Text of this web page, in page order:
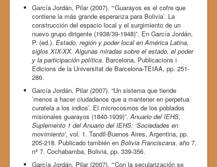
García Jordán, Pilar (2007). “‘Guarayos es el cofre que
contiene la más grande esperanza para Bolivia’. La
construcción del espacio local y el surgimiento de un
nuevo grupo dirigente (1938/39-1948)”. En García Jordán,
P. (ed.). Estado, región y poder local en América Latina,
siglos XIX-XX. Algunas miradas sobre el estado, el poder
y la participación política. Barcelona, Publicacions i
Edicions de la Universitat de Barcelona-TEIAA, pp. 251-
286.
García Jordán, Pilar (2007). “Un sistema que tiende
’menos a hacer ciudadanos que a mantener en perpetua
curatela a los indios’. El microcosmos de los poblados
misionales guarayos (1840-1939)”.Anuario del IEHS,
Suplemento 1 del Anuario del IEHS: ‘Sociedades en
movimiento’, vol. 1. Tandil-Buenos Aires, Argentina, pp.
205-218. Publicado también en Bolivia Franciscana, año 7,
nº 7. Cochabamba, Bolivia, pp. 339-356.
García Jordán, Pilar (2007). “‘Con la secularización se